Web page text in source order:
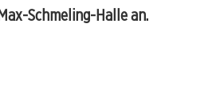
Schmeling-Halle an.